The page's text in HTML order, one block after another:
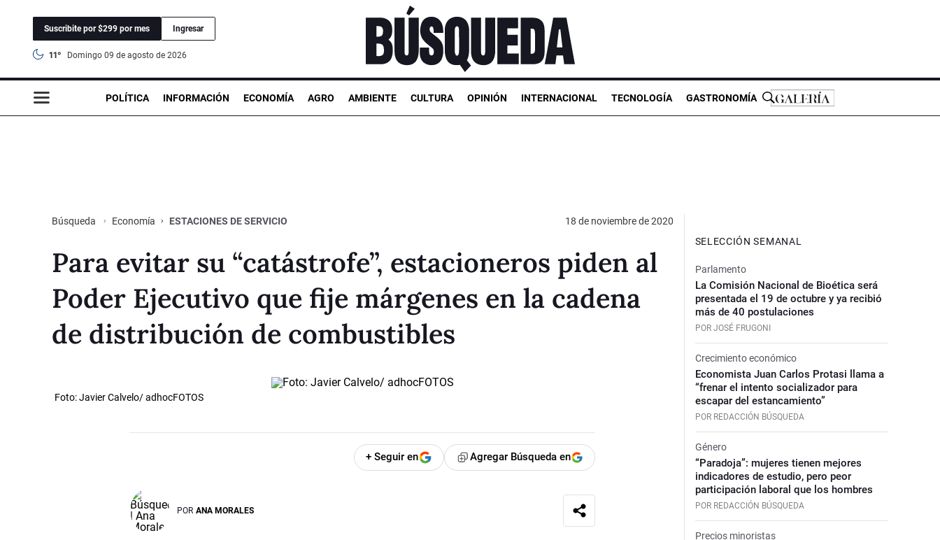
Suscribite por $299 por mes Ingresar
11° domingo 09 de agosto de 2026
POLÍTICA INFORMACIÓN ECONOMÍA AGRO AMBIENTE CULTURA OPINIÓN INTERNACIONAL TECNOLOGÍA GASTRONOMÍA
Búsqueda Economía ESTACIONES DE SERVICIO 18 de noviembre de 2020
Para evitar su “catástrofe”, estacioneros piden al
Poder Ejecutivo que fije márgenes en la cadena
de distribución de combustibles
Foto: Javier Calvelo/ adhocFOTOS
+ Seguir en Agregar Búsqueda en
POR ANA MORALES
SELECCIÓN SEMANAL
Parlamento
La Comisión Nacional de Bioética será
presentada el 19 de octubre y ya recibió
más de 40 postulaciones
POR JOSÉ FRUGONI
Crecimiento económico
Economista Juan Carlos Protasi llama a
“frenar el intento socializador para
escapar del estancamiento”
POR REDACCIÓN BÚSQUEDA
Género
“Paradoja”: mujeres tienen mejores
indicadores de estudio, pero peor
participación laboral que los hombres
POR REDACCIÓN BÚSQUEDA
Precios minoristas